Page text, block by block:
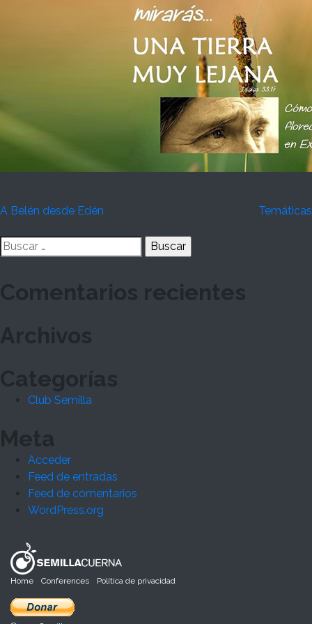
Navegación
de
A Belén desde Edén Temáticas
Buscar:
Comentarios recientes
Archivos
Categorías
Club Semilla
Meta
Acceder
Feed de entradas
Feed de comentarios
WordPress.org
Home Conferences Política de privacidad